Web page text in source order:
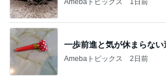
一歩前進と気が休まらない
Amebaトピックス 2日前